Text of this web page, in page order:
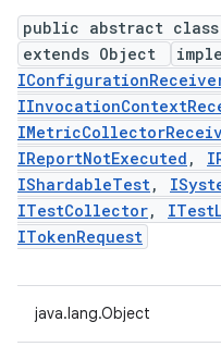
public abstract
extends Object
IReportNotExecuted ,
IShardableTest,
ITestCollector,
ITokenRequest
java.lang.Object